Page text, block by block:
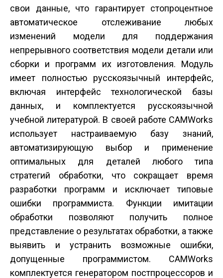
свои данные, что гарантирует стопроцентное
автоматическое отслеживание любых
изменений модели для поддержания
непрерывного соответствия модели детали или
сборки и программ их изготовления. Модуль
имеет полностью русскоязычный интерфейс,
включая интерфейс технологической базы
данных, и комплектуется русскоязычной
учебной литературой. В своей работе CAMWorks
использует настраиваемую базу знаний,
автоматизирующую выбор и применение
оптимальных для деталей любого типа
стратегий обработки, что сокращает время
разработки программ и исключает типовые
ошибки программиста. Функции имитации
обработки позволяют получить полное
представление о результатах обработки, а также
выявить и устранить возможные ошибки,
допущенные программистом. CAMWorks
комплектуется генератором постпроцессоров и